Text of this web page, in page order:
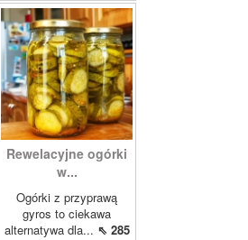
Rewelacyjne ogórki
w...
Ogórki z przyprawą
gyros to ciekawa
alternatywa dla... ⇖ 285